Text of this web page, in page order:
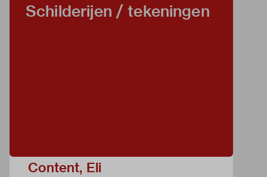
Schilderijen / tekeningen
Content, Eli